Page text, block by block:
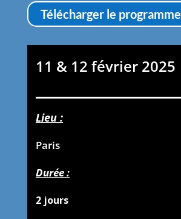
Télécharger le programme
11 & 12 février 2025
Lieu :
Paris
Durée :
2 jours